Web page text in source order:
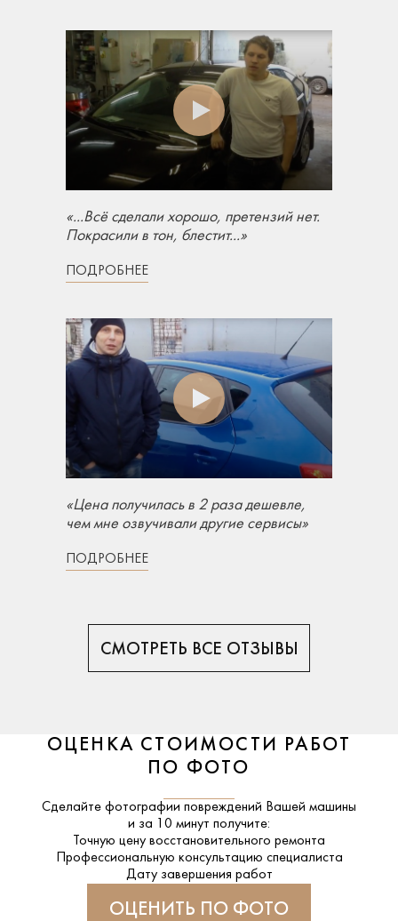
«...Всё сделали хорошо, претензий нет.
Покрасили в тон, блестит...»
ПОДРОБНЕЕ
«Цена получилась в 2 раза дешевле,
чем мне озвучивали другие сервисы»
ПОДРОБНЕЕ
СМОТРЕТЬ ВСЕ ОТЗЫВЫ
ОЦЕНКА СТОИМОСТИ РАБОТ
ПО ФОТО
Сделайте фотографии повреждений Вашей машины
и за 10 минут получите:
Точную цену восстановительного ремонта
Профессиональную консультацию специалиста
Дату завершения работ
ОЦЕНИТЬ ПО ФОТО